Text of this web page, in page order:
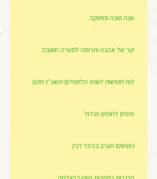
שנה טובה ומתוקה
יער של אהבה ותרומה למטרה חשובה
לוח חופשות לשנת הלימודים תשע"ז חינם
טיפים לחופש הגדול
נפגשים הערב בכיכר רבין